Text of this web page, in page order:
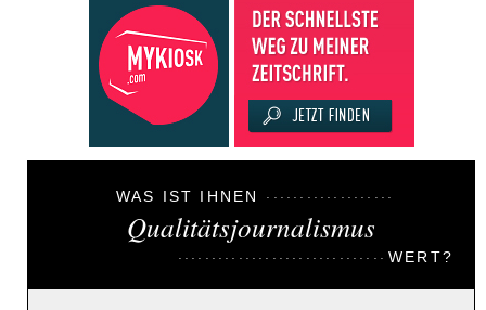
WAS IST IHNEN
Qualitätsjournalismus
WERT?